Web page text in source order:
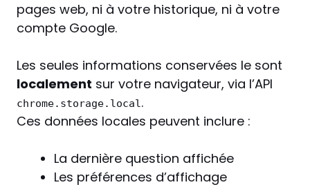
pages web, ni à votre historique, ni à votre
compte Google.
Les seules informations conservées le sont
localement sur votre navigateur, via l’API
chrome.storage.local.
Ces données locales peuvent inclure :
La dernière question affichée
Les préférences d’affichage